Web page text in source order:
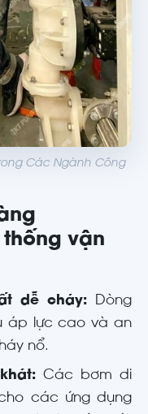
Các Ngành Công
thống vận
dễ cháy: Dòng
áp lực cao và an
nổ.
Các bơm di
các ứng dụng